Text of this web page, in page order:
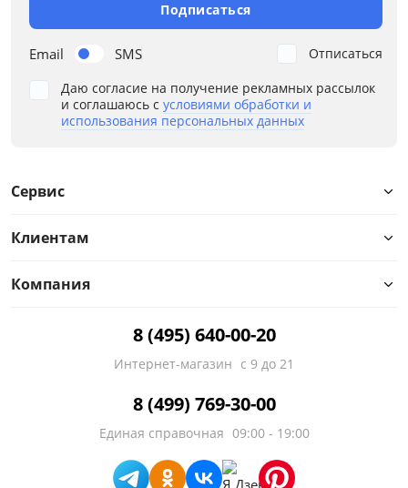
Email SMS
Подписаться
Даю согласие на получение рекламных рассылок
и соглашаюсь с условиями обработки и
использования персональных данных
Отписаться
Сервис
Клиентам
Компания
8 (495) 640-00-20
Интернет-магазин с 9 до 21
8 (499) 769-30-00
Единая справочная 09:00 - 19:00